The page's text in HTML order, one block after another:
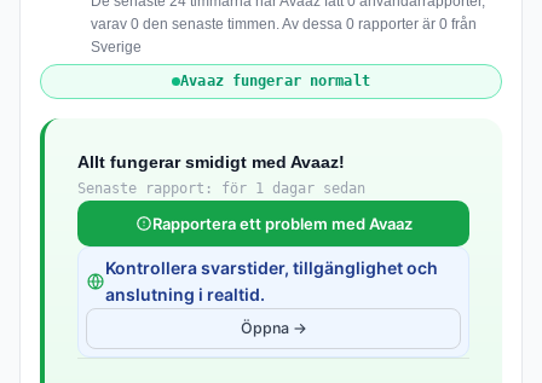
varav 0 den senaste timmen. Av dessa 0 rapporter är 0 från
Sverige
Avaaz fungerar normalt
Allt fungerar smidigt med Avaaz!
Senaste rapport: för 1 dagar sedan
Rapportera ett problem med Avaaz
Kontrollera svarstider, tillgänglighet och
anslutning i realtid.
Öppna →